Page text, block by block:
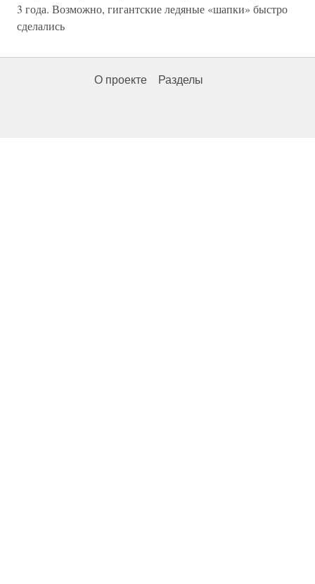
3 года. Возможно, гигантские ледяные «шапки» быстро
сделались
О проекте Разделы